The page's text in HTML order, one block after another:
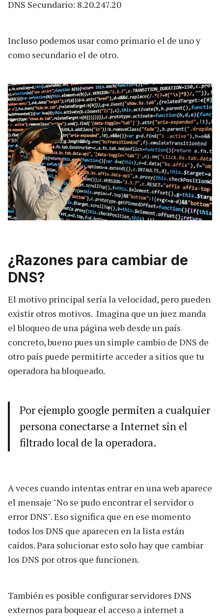
DNS Secundario: 8.20.247.20
Incluso podemos usar como primario el de uno y
como secundario el de otro.
¿Razones para cambiar de
DNS?
El motivo principal sería la velocidad, pero pueden
existir otros motivos. Imagina que un juez manda
el bloqueo de una página web desde un país
concreto, bueno pues un simple cambio de DNS de
otro país puede permitirte acceder a sitios que tu
operadora ha bloqueado.
Por ejemplo google permiten a cualquier
persona conectarse a Internet sin el
filtrado local de la operadora.
A veces cuando intentas entrar en una web aparece
el mensaje "No se pudo encontrar el servidor o
error DNS". Eso significa que en ese momento
todos los DNS que aparecen en la lista están
caídos. Para solucionar esto solo hay que cambiar
los DNS por otros que funcionen.
También es posible configurar servidores DNS
externos para boquear el acceso a internet a